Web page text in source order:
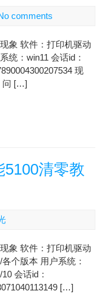
comments
象 软件：打印机驱动
统：win11 会话id：
现
问 […]
清零教
象 软件：打印机驱动
各个版本 用户系统：
会话id：
[…]